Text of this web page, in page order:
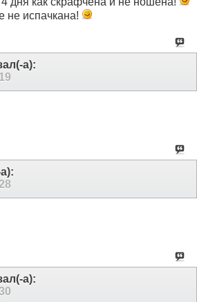
не испачкана!
а):
а):